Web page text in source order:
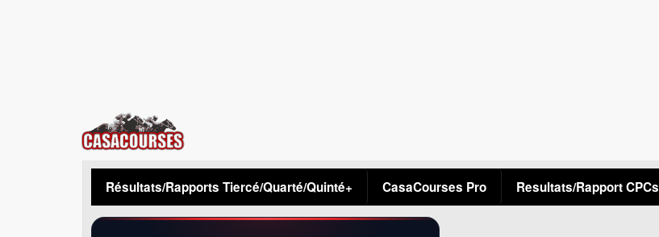
CasaCourses
Résultats/Rapports Tiercé/Quarté/Quinté+ CasaCourses Pro Resultats/Rapport CPCs